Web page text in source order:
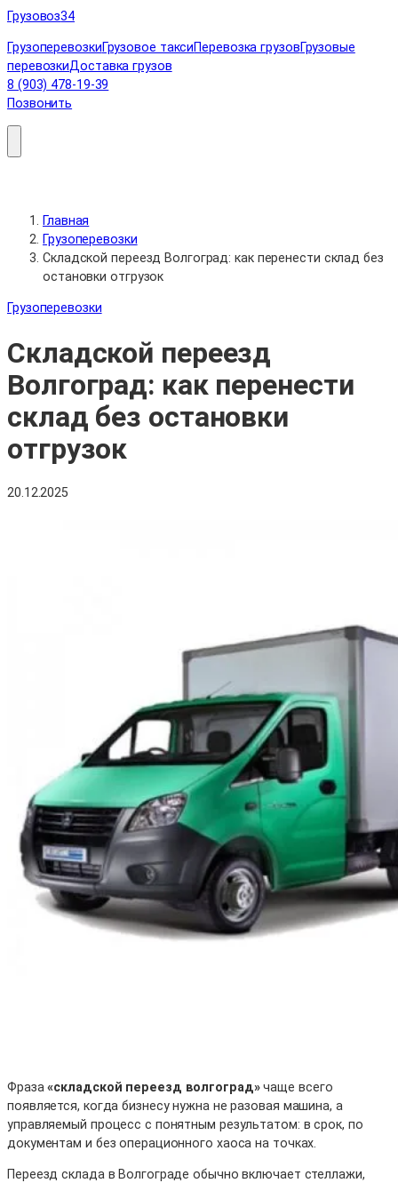
Перейти
содержимому
Грузовоз34
ГрузоперевозкиГрузовое таксиПеревозка грузовГрузовые
перевозкиДоставка грузов
8 (903) 478-19-39
Позвонить
Главная
Грузоперевозки
Складской переезд Волгоград: как перенести склад без
остановки отгрузок
Грузоперевозки
Складской переезд
Волгоград: как перенести
склад без остановки
отгрузок
20.12.2025
Фраза«складской переезд волгоград»чаще всего
появляется, когда бизнесу нужна не разовая машина, а
управляемый процесс с понятным результатом: в срок, по
документам и без операционного хаоса на точках.
Переезд склада в Волгограде обычно включает стеллажи,